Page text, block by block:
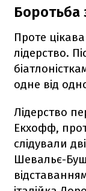
Боротьба
Проте
лідерство.
одне від
Лідерство
Екхофф,
слідували
Шевальє-